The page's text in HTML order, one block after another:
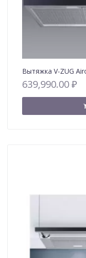
Вытяжка V-ZUG
639,990.00₽